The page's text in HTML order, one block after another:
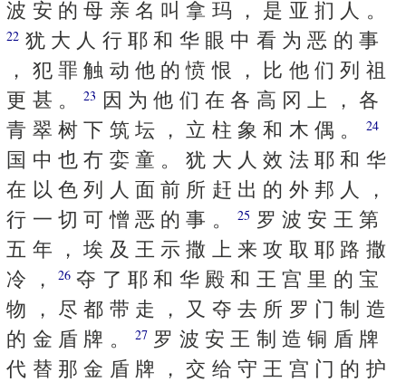
波 安 的 母 亲 名 叫 拿 玛 ， 是 亚 扪 人 。
22 犹 大 人 行 耶 和 华 眼 中 看 为 恶 的 事
， 犯 罪 触 动 他 的 愤 恨 ， 比 他 们 列 祖
更 甚 。23 因 为 他 们 在 各 高 冈 上 ， 各
青 翠 树 下 筑 坛 ， 立 柱 象 和 木 偶 。
24
国 中 也 冇 娈 童 。 犹 大 人 效 法 耶 和 华
在 以 色 列 人 面 前 所 赶 出 的 外 邦 人 ，
行 一 切 可 憎 恶 的 事 。25 罗 波 安 王 第
五 年 ， 埃 及 王 示 撒 上 来 攻 取 耶 路 撒
冷 ，
26 夺 了 耶 和 华 殿 和 王 宫 里 的 宝
物 ， 尽 都 带 走 ， 又 夺 去 所 罗 门 制 造
的 金 盾 牌 。
27 罗 波 安 王 制 造 铜 盾 牌
代 替 那 金 盾 牌 ， 交 给 守 王 宫 门 的 护